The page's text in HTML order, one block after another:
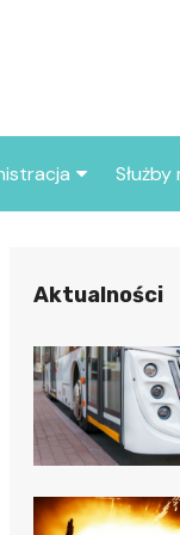
miasta
Służby
Policja
Aktualności